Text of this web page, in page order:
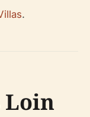
.
Loin